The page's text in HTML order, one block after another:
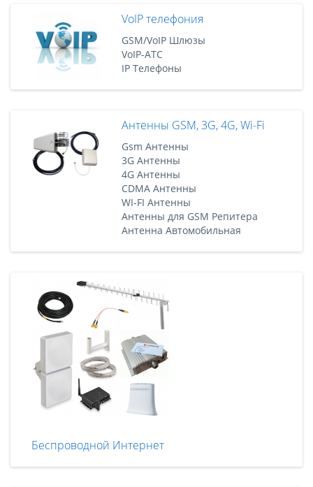
VoIP телефония
GSM/VoIP Шлюзы
VoIP-АТС
IP Телефоны
Антенны GSM, 3G, 4G, Wi-Fi
Gsm Антенны
3G Антенны
4G Антенны
CDMA Антенны
WI-FI Антенны
Антенны для GSM Репитера
Антенна Автомобильная
Беспроводной Интернет